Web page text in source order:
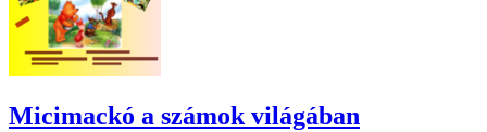
Micimackó a számok világában